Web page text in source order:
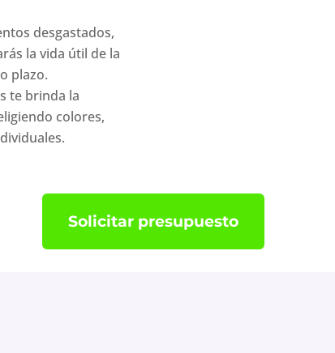
desgastados,
la vida útil de la
plazo.
te brinda la
colores,
Solicitar presupuesto